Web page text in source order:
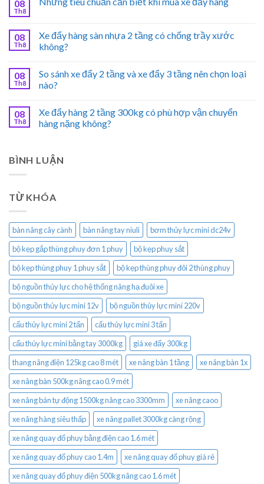
08
Th8
08
Th8
Xe đẩy hàng sàn nhựa 2 tầng có chống trầy xước
không?
08
Th8
So sánh xe đẩy 2 tầng và xe đẩy 3 tầng nên chọn loại
nào?
08
Th8
Xe đẩy hàng 2 tầng 300kg có phù hợp vận chuyển
hàng nặng không?
BÌNH LUẬN
TỪ KHÓA
bàn nâng cây cành bàn nâng tay niuli
bơm thủy lực mini dc24v
bộ kẹp gắp thùng phuy đơn 1 phuy
bộ kẹp phuy sắt
bộ kẹp thùng phuy 1 phuy sắt
bộ kẹp thùng phuy đôi 2 thùng phuy
bộ nguồn thủy lực cho hệ thống nâng hạ đuôi xe
bộ nguồn thủy lực mini 12v
bộ nguồn thủy lực mini 220v
cẩu thủy lực mini 2 tấn
cẩu thủy lực mini 3 tấn
cẩu thủy lực mini bằng tay 3000kg
giá xe đẩy 300kg
thang nâng điện 125kg cao 8 mét
xe nâng bàn 1 tầng
xe nâng bàn 1x
xe nâng bàn 500kg nâng cao 0.9 mét
xe nâng bán tự động 1500kg nâng cao 3300mm
xe nâng caoo
xe nâng hàng siêu thấp
xe nâng pallet 3000kg càng rộng
xe nâng quay đổ phuy bằng điện cao 1.6 mét
xe nâng quay đổ phuy cao 1.4m
xe nâng quay đổ phuy giá rẻ
xe nâng quay đổ phuy điện 500kg nâng cao 1.6 mét